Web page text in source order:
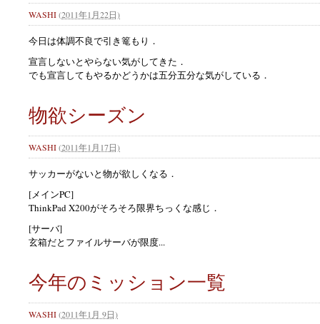
WASHI(2011年1月22日)
今日は体調不良で引き篭もり．
宣言しないとやらない気がしてきた．
でも宣言してもやるかどうかは五分五分な気がしている．
物欲シーズン
WASHI(2011年1月17日)
サッカーがないと物が欲しくなる．
[メインPC]
ThinkPad X200がそろそろ限界ちっくな感じ．
[サーバ]
玄箱だとファイルサーバが限度...
今年のミッション一覧
WASHI(2011年1月 9日)